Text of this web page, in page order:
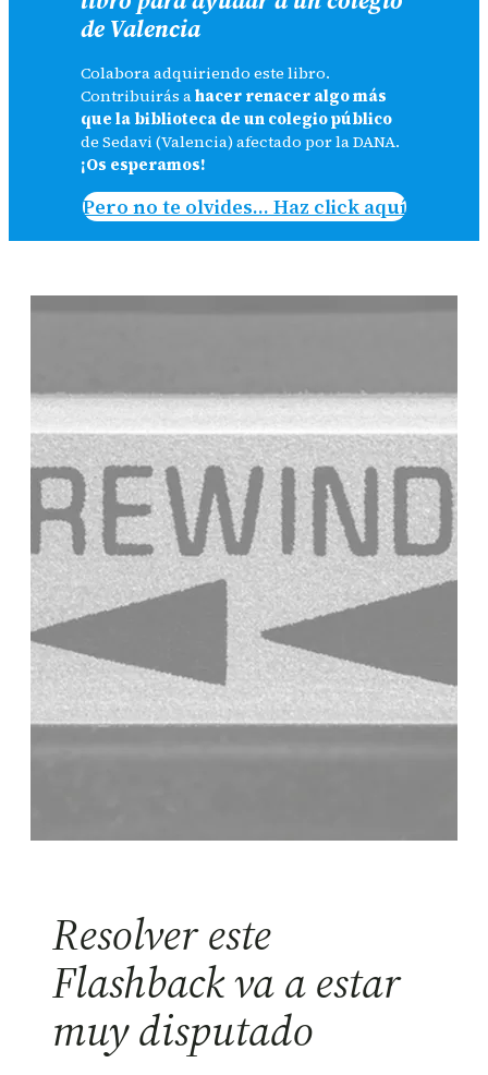
de Valencia
Colabora adquiriendo este libro.
Contribuirás ahacer renacer algo más
que la biblioteca de un colegio público
de Sedavi (Valencia) afectado por la DANA.
¡Os esperamos!
Pero no te olvides… Haz click aquí
Resolver este
Flashback va a estar
muy disputado